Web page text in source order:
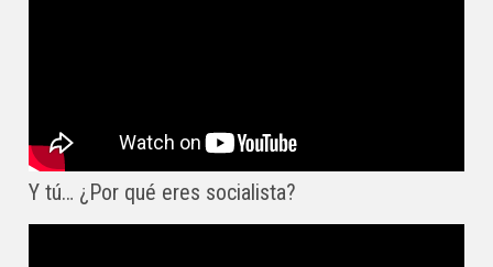
Y tú… ¿Por qué eres socialista?